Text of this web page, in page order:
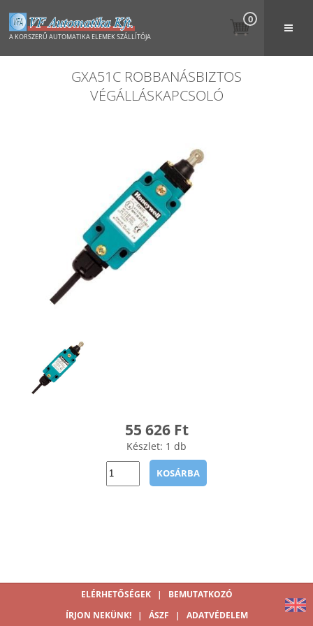
A KORSZERŰ AUTOMATIKA ELEMEK SZÁLLÍTÓJA
0
GXA51C ROBBANÁSBIZTOS
VÉGÁLLÁSKAPCSOLÓ
55 626 Ft
Készlet: 1 db
KOSÁRBA
ELÉRHETŐSÉGEK |
BEMUTATKOZÓ
ÍRJON NEKÜNK!
| ÁSZF | ADATVÉDELEM